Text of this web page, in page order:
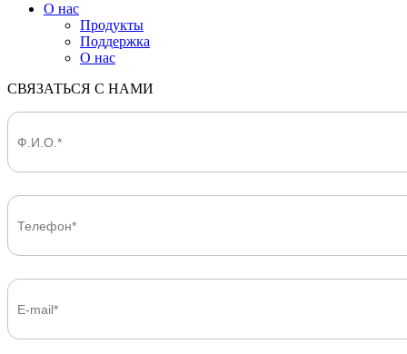
О нас
Продукты
Поддержка
О нас
СВЯЗАТЬСЯ С НАМИ